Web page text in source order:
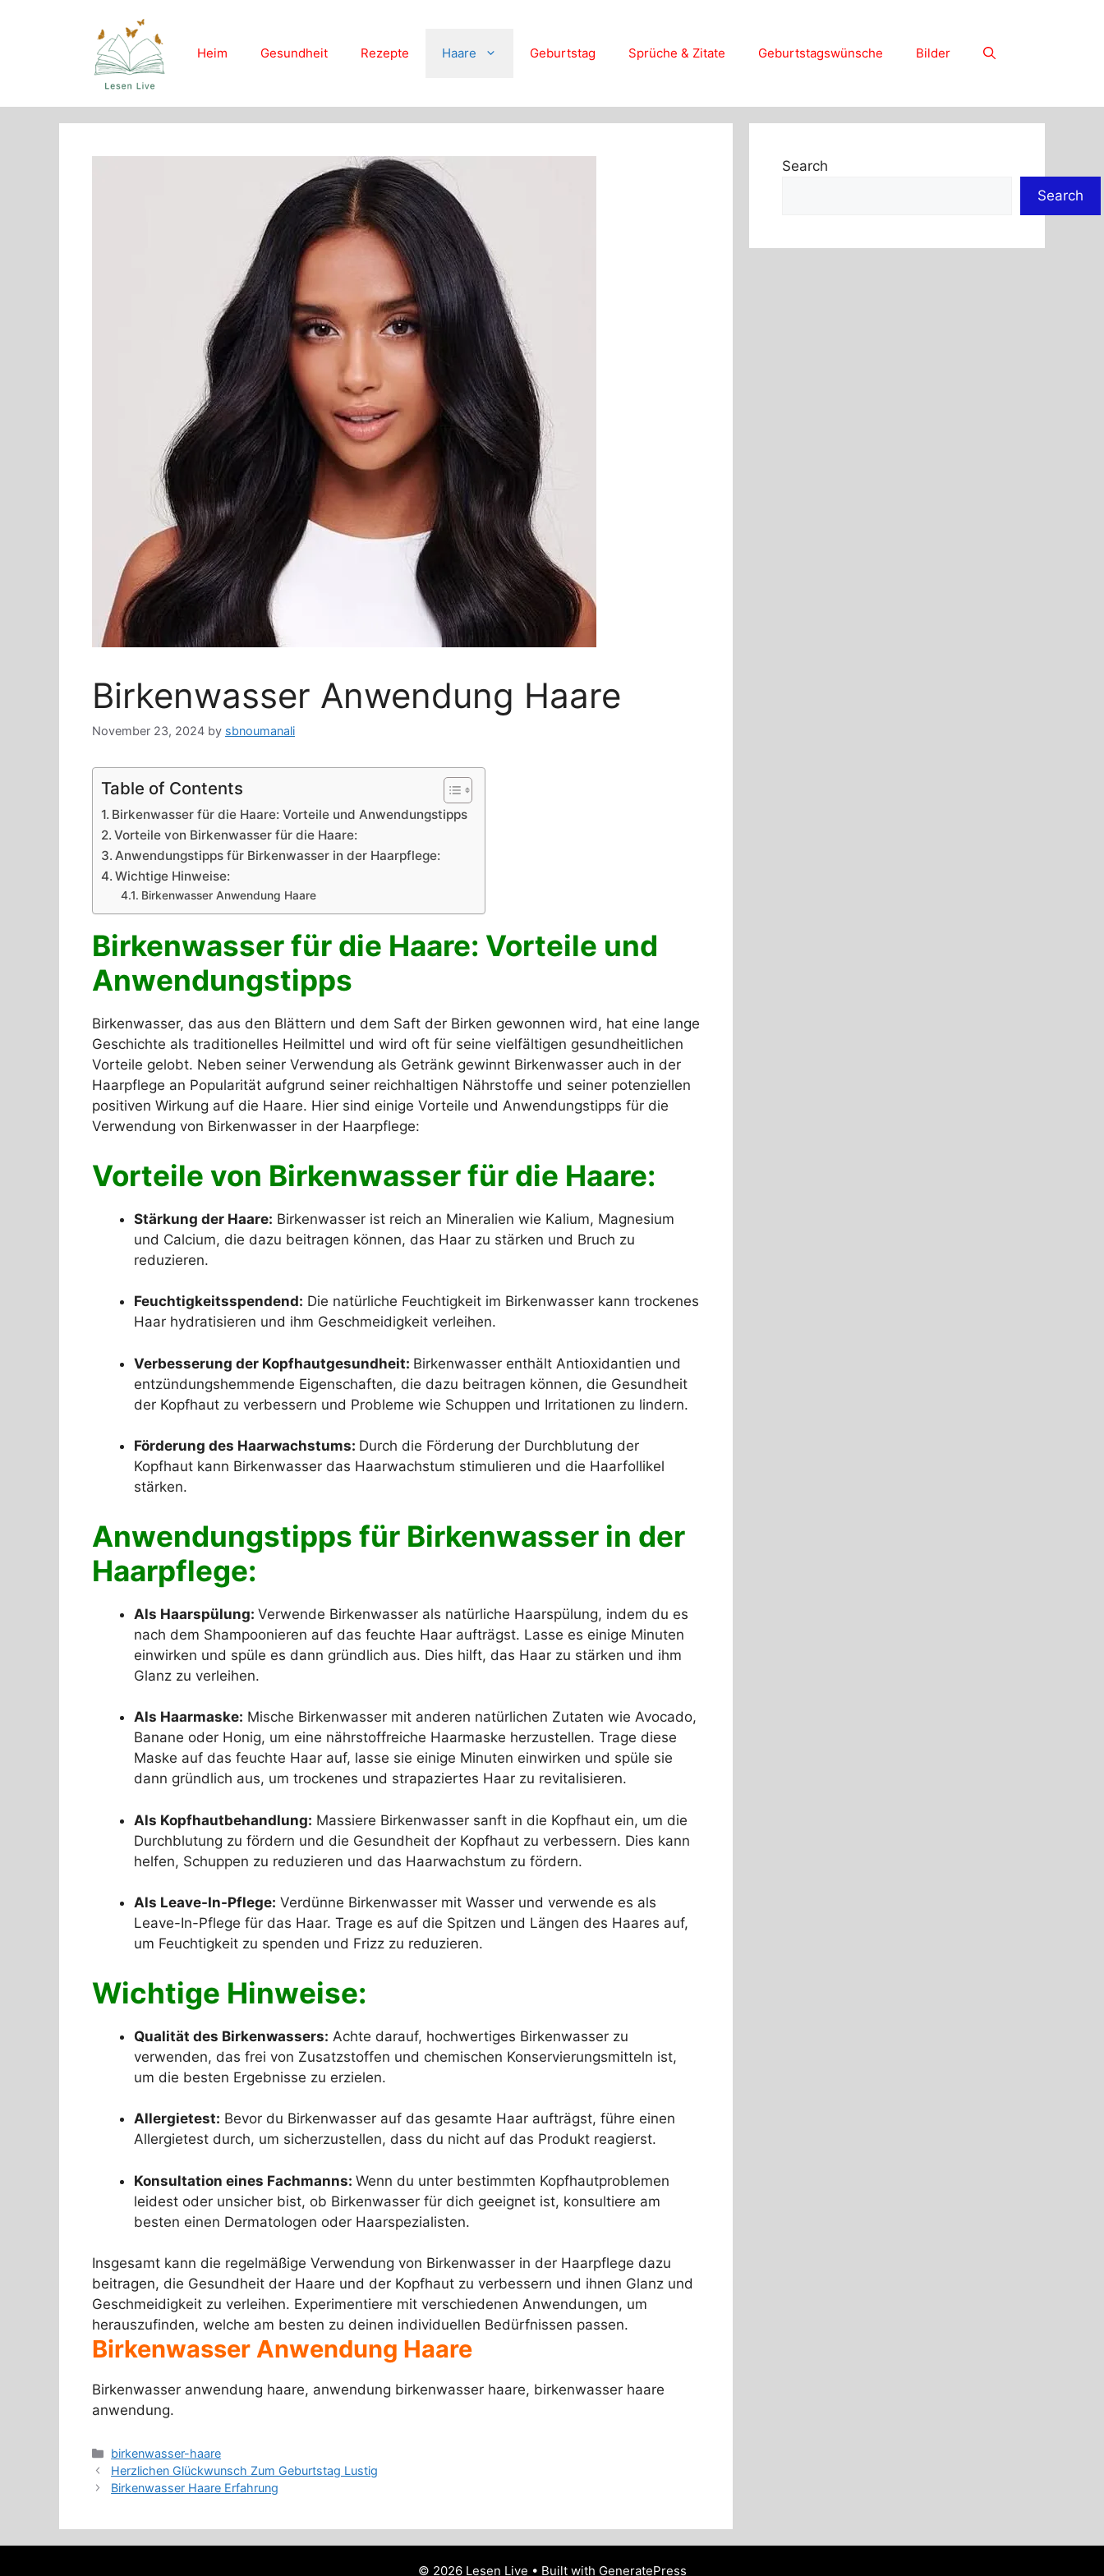
Heim Gesundheit Rezepte Haare Geburtstag Sprüche & Zitate Geburtstagswünsche Bilder
Birkenwasser Anwendung Haare
November 23, 2024 by sbnoumanali
Table of Contents
Birkenwasser für die Haare: Vorteile und Anwendungstipps
Vorteile von Birkenwasser für die Haare:
Anwendungstipps für Birkenwasser in der Haarpflege:
Wichtige Hinweise:
Birkenwasser Anwendung Haare
Birkenwasser für die Haare: Vorteile und
Anwendungstipps
Birkenwasser, das aus den Blättern und dem Saft der Birken gewonnen wird, hat eine lange
Geschichte als traditionelles Heilmittel und wird oft für seine vielfältigen gesundheitlichen
Vorteile gelobt. Neben seiner Verwendung als Getränk gewinnt Birkenwasser auch in der
Haarpflege an Popularität aufgrund seiner reichhaltigen Nährstoffe und seiner potenziellen
positiven Wirkung auf die Haare. Hier sind einige Vorteile und Anwendungstipps für die
Verwendung von Birkenwasser in der Haarpflege:
Vorteile von Birkenwasser für die Haare:
Stärkung der Haare: Birkenwasser ist reich an Mineralien wie Kalium, Magnesium
und Calcium, die dazu beitragen können, das Haar zu stärken und Bruch zu
reduzieren.
Feuchtigkeitsspendend: Die natürliche Feuchtigkeit im Birkenwasser kann trockenes
Haar hydratisieren und ihm Geschmeidigkeit verleihen.
Verbesserung der Kopfhautgesundheit: Birkenwasser enthält Antioxidantien und
entzündungshemmende Eigenschaften, die dazu beitragen können, die Gesundheit
der Kopfhaut zu verbessern und Probleme wie Schuppen und Irritationen zu lindern.
Förderung des Haarwachstums: Durch die Förderung der Durchblutung der
Kopfhaut kann Birkenwasser das Haarwachstum stimulieren und die Haarfollikel
stärken.
Anwendungstipps für Birkenwasser in der
Haarpflege:
Als Haarspülung: Verwende Birkenwasser als natürliche Haarspülung, indem du es
nach dem Shampoonieren auf das feuchte Haar aufträgst. Lasse es einige Minuten
einwirken und spüle es dann gründlich aus. Dies hilft, das Haar zu stärken und ihm
Glanz zu verleihen.
Als Haarmaske: Mische Birkenwasser mit anderen natürlichen Zutaten wie Avocado,
Banane oder Honig, um eine nährstoffreiche Haarmaske herzustellen. Trage diese
Maske auf das feuchte Haar auf, lasse sie einige Minuten einwirken und spüle sie
dann gründlich aus, um trockenes und strapaziertes Haar zu revitalisieren.
Als Kopfhautbehandlung: Massiere Birkenwasser sanft in die Kopfhaut ein, um die
Durchblutung zu fördern und die Gesundheit der Kopfhaut zu verbessern. Dies kann
helfen, Schuppen zu reduzieren und das Haarwachstum zu fördern.
Als Leave-In-Pflege: Verdünne Birkenwasser mit Wasser und verwende es als
Leave-In-Pflege für das Haar. Trage es auf die Spitzen und Längen des Haares auf,
um Feuchtigkeit zu spenden und Frizz zu reduzieren.
Wichtige Hinweise:
Qualität des Birkenwassers: Achte darauf, hochwertiges Birkenwasser zu
verwenden, das frei von Zusatzstoffen und chemischen Konservierungsmitteln ist,
um die besten Ergebnisse zu erzielen.
Allergietest: Bevor du Birkenwasser auf das gesamte Haar aufträgst, führe einen
Allergietest durch, um sicherzustellen, dass du nicht auf das Produkt reagierst.
Konsultation eines Fachmanns: Wenn du unter bestimmten Kopfhautproblemen
leidest oder unsicher bist, ob Birkenwasser für dich geeignet ist, konsultiere am
besten einen Dermatologen oder Haarspezialisten.
Insgesamt kann die regelmäßige Verwendung von Birkenwasser in der Haarpflege dazu
beitragen, die Gesundheit der Haare und der Kopfhaut zu verbessern und ihnen Glanz und
Geschmeidigkeit zu verleihen. Experimentiere mit verschiedenen Anwendungen, um
herauszufinden, welche am besten zu deinen individuellen Bedürfnissen passen.
Birkenwasser Anwendung Haare
Birkenwasser anwendung haare, anwendung birkenwasser haare, birkenwasser haare
anwendung.
Categories
birkenwasser-haare
Herzlichen Glückwunsch Zum Geburtstag Lustig
Birkenwasser Haare Erfahrung
Search
Search
© 2026 Lesen Live • Built with GeneratePress